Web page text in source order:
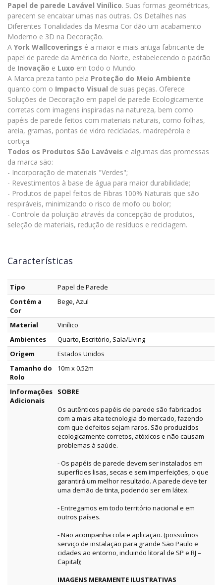
Papel de parede Lavável Vinílico. Suas formas geométricas,
parecem se encaixar umas nas outras. Os Detalhes nas
Diferentes Tonalidades da Mesma Cor dão um acabamento
Moderno e 3D na Decoração.
A York Wallcoverings é a maior e mais antiga fabricante de
papel de parede da América do Norte, estabelecendo o padrão
de Inovação e Luxo em todo o Mundo.
A Marca preza tanto pela Proteção do Meio Ambiente
quanto com o Impacto Visual de suas peças. Oferece
Soluções de Decoração em papel de parede Ecologicamente
corretas com imagens inspiradas na natureza, bem como
papéis de parede feitos com materiais naturais, como folhas,
areia, gramas, pontas de vidro recicladas, madrepérola e
cortiça.
Todos os Produtos São Laváveis e algumas das promessas
da marca são:
- Incorporação de materiais "Verdes";
- Revestimentos à base de água para maior durabilidade;
- Produtos de papel feitos de Fibras 100% Naturais que são
respiráveis, minimizando o risco de mofo ou bolor;
- Controle da poluição através da concepção de produtos,
seleção de materiais, redução de resíduos e reciclagem.
Características
Tipo
Papel de Parede
Contém a
Cor
Bege, Azul
Material
Vinílico
Ambientes
Quarto, Escritório, Sala/Living
Origem
Estados Unidos
Tamanho do
Rolo
10m x 0.52m
Informações
Adicionais
SOBRE
Os autênticos papéis de parede são fabricados
com a mais alta tecnologia do mercado, fazendo
com que defeitos sejam raros. São produzidos
ecologicamente corretos, atóxicos e não causam
problemas à saúde.
- Os papéis de parede devem ser instalados em
superfícies lisas, secas e sem imperfeições, o que
garantirá um melhor resultado. A parede deve ter
uma demão de tinta, podendo ser em látex.
- Entregamos em todo território nacional e em
outros países.
- Não acompanha cola e aplicação. (possuímos
serviço de instalação para grande São Paulo e
cidades ao entorno, incluindo litoral de SP e RJ –
Capital);
IMAGENS MERAMENTE ILUSTRATIVAS